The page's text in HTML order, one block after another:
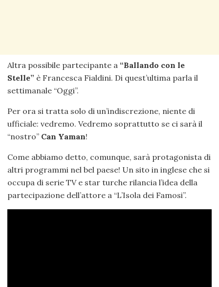
Altra possibile partecipante a “Ballando con le
Stelle” è Francesca Fialdini. Di quest’ultima parla il
settimanale “Oggi”.
Per ora si tratta solo di un’indiscrezione, niente di
ufficiale: vedremo. Vedremo soprattutto se ci sarà il
“nostro” Can Yaman!
Come abbiamo detto, comunque, sarà protagonista di
altri programmi nel bel paese! Un sito in inglese che si
occupa di serie TV e star turche rilancia l’idea della
partecipazione dell’attore a “L’Isola dei Famosi”.